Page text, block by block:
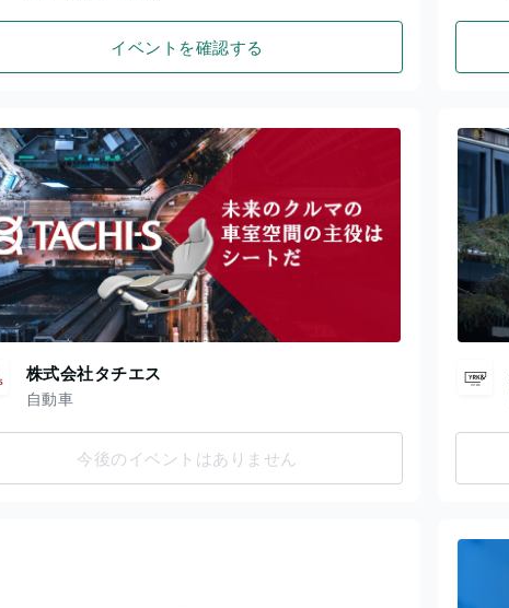
イベントを確認する
株式会社タチエス
自動車
今後のイベントはありません